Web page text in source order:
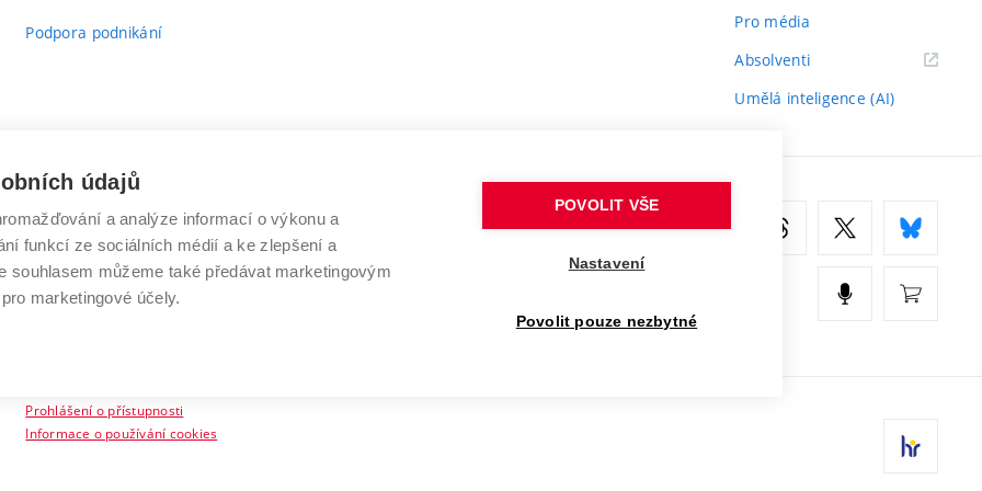
Podpora podnikání
Pro média
Absolventi(externí
Umělá inteligence (AI)
VYSOKÉ UČENÍ TECHNICKÉ V BRNĚ
Antonínská 548/1
602 00 Brno
www.vut.cz
Prohlášení o přístupnosti
Informace o používání cookies
údajů
a analýze informací o výkonu a
funkcí ze sociálních médií a ke zlepšení a
souhlasem můžeme také předávat marketingovým
marketingové účely.
POVOLIT VŠE
Nastavení
Povolit pouze nezbytné